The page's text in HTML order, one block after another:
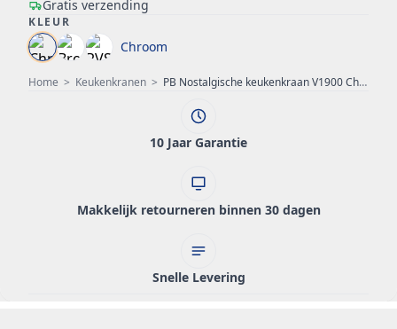
Home > Keukenkranen > PB Nostalgische keukenkraan V1900 Chroom
Gratis verzending
KLEUR
Chroom
10 Jaar Garantie
Makkelijk retourneren binnen 30 dagen
Snelle Levering